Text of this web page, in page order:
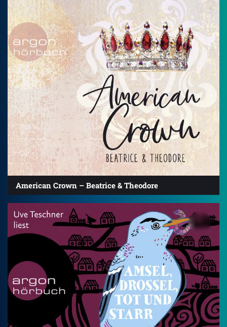
American Crown – Beatrice & Theodore